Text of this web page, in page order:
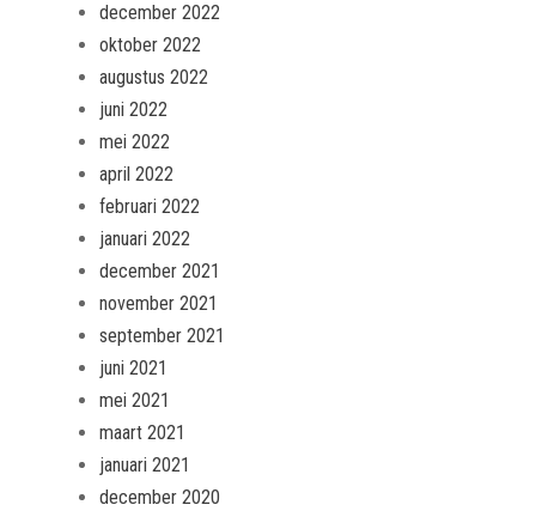
december 2022
oktober 2022
augustus 2022
juni 2022
mei 2022
april 2022
februari 2022
januari 2022
december 2021
november 2021
september 2021
juni 2021
mei 2021
maart 2021
januari 2021
december 2020